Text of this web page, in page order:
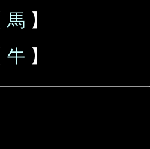
馬 】
牛 】